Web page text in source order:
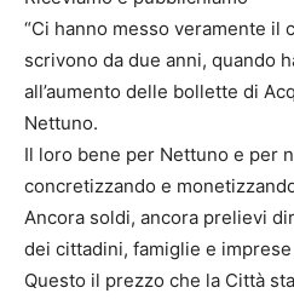
“Ci hanno messo veramente il
scrivono da due anni, quando
all’aumento delle bollette di
Nettuno.
Il loro bene per Nettuno e per
concretizzando e
Ancora soldi, ancora prelievi
dei cittadini, famiglie e
Questo il prezzo che la Città